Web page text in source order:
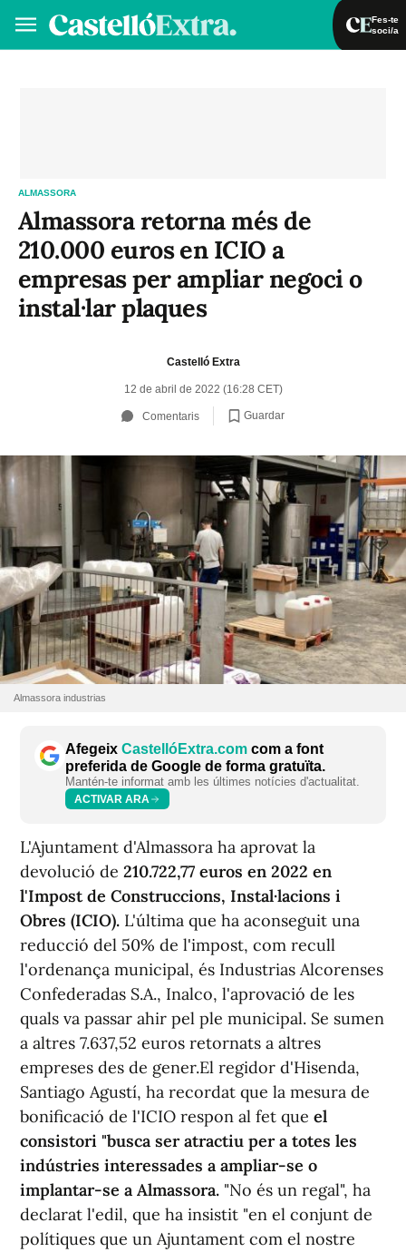
Fes-te
soci/a
ALMASSORA
Almassora retorna més de
210.000 euros en ICIO a
empresas per ampliar negoci o
instal·lar plaques
Castelló Extra
12 de abril de 2022 (16:28 CET)
Comentaris Guardar
Almassora industrias
Afegeix CastellóExtra.com com a font
preferida de Google de forma gratuïta.
Mantén-te informat amb les últimes notícies d'actualitat.
ACTIVAR ARA
L'Ajuntament d'Almassora ha aprovat la
devolució de 210.722,77 euros en 2022 en
l'Impost de Construccions, Instal·lacions i
Obres (ICIO). L'última que ha aconseguit una
reducció del 50% de l'impost, com recull
l'ordenança municipal, és Industrias Alcorenses
Confederadas S.A., Inalco, l'aprovació de les
quals va passar ahir pel ple municipal. Se sumen
a altres 7.637,52 euros retornats a altres
empreses des de gener.El regidor d'Hisenda,
Santiago Agustí, ha recordat que la mesura de
bonificació de l'ICIO respon al fet que el
consistori "busca ser atractiu per a totes les
indústries interessades a ampliar-se o
implantar-se a Almassora. "No és un regal", ha
declarat l'edil, que ha insistit "en el conjunt de
polítiques que un Ajuntament com el nostre